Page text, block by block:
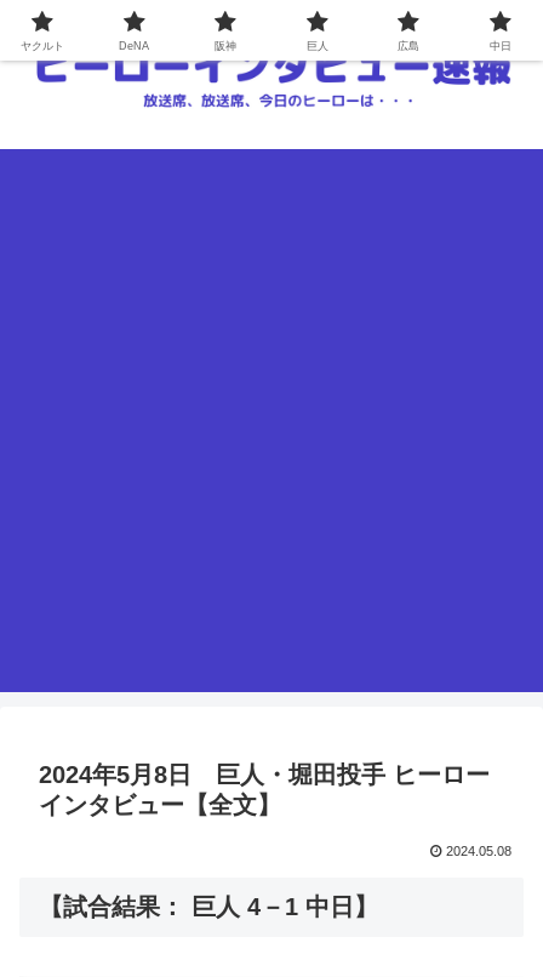
2024年5月8日 巨人・堀田投手 ヒーロー
インタビュー【全文】
2024.05.08
【試合結果： 巨人 4－1 中日】
ヤクルト DeNA 阪神 巨人 広島 中日